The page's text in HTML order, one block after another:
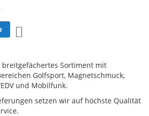
Sortiment mit
Golfsport, Magnetschmuck,
und Mobilfunk.
setzen wir auf höchste Qualität